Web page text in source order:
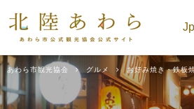
あわら市観光協会 グルメ お好み焼き・鉄板